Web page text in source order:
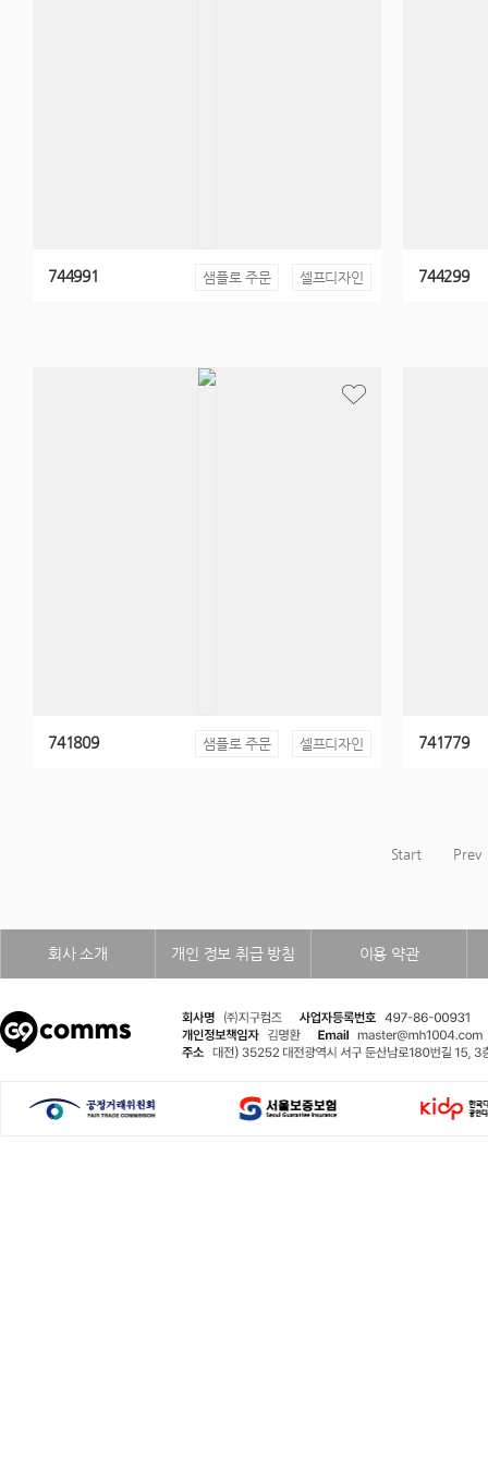
744991 샘플로 주문 셀프디자인 744299
741809 샘플로 주문 셀프디자인 741779
Start Prev
회사 소개 개인 정보 취급 방침 이용 약관